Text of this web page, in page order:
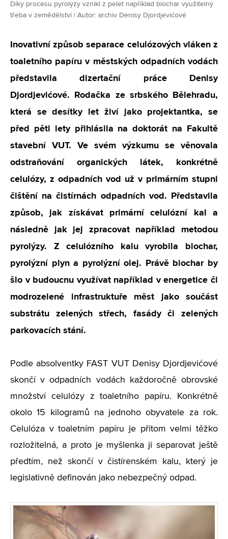
Díky procesu pyrolýzy vznikl z pelet například biochar využitelný
třeba v zemědělství | Autor: archiv Denisy Djordjevićové
Inovativní způsob separace celulózových vláken z
toaletního papíru v městských odpadních vodách
představila dizertační práce Denisy
Djordjevićové. Rodačka ze srbského Bělehradu,
která se desítky let živí jako projektantka, se
před pěti lety přihlásila na doktorát na Fakultě
stavební VUT. Ve svém výzkumu se věnovala
odstraňování organických látek, konkrétně
celulózy, z odpadních vod už v primárním stupni
čištění na čistírnách odpadních vod. Představila
způsob, jak získávat primární celulózní kal a
následně jak jej zpracovat například metodou
pyrolýzy. Z celulózního kalu vyrobila biochar,
pyrolýzní plyn a pyrolýzní olej. Právě biochar by
šlo v budoucnu využívat například v energetice či
modrozelené infrastruktuře měst jako součást
substrátu zelených střech, fasády či zelených
parkovacích stání.
Podle absolventky FAST VUT Denisy Djordjevićové
skončí v odpadních vodách každoročně obrovské
množství celulózy z toaletního papíru. Konkrétně
okolo 15 kilogramů na jednoho obyvatele za rok.
Celulóza v toaletním papíru je přitom velmi těžko
rozložitelná, a proto je myšlenka ji separovat ještě
předtím, než skončí v čistírenském kalu, který je
legislativně definován jako nebezpečný odpad.